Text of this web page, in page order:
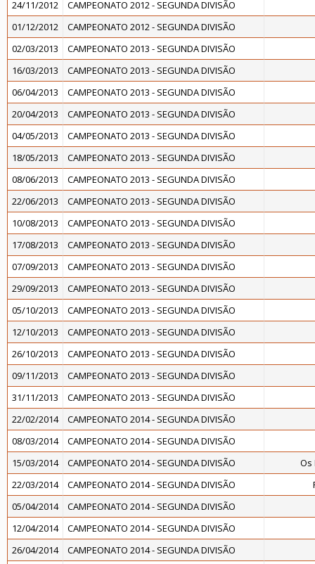
24/11/2012
CAMPEONATO 2012 - SEGUNDA DIVISÃO
01/12/2012
CAMPEONATO 2012 - SEGUNDA DIVISÃO
02/03/2013
CAMPEONATO 2013 - SEGUNDA DIVISÃO
16/03/2013
CAMPEONATO 2013 - SEGUNDA DIVISÃO
06/04/2013
CAMPEONATO 2013 - SEGUNDA DIVISÃO
20/04/2013
CAMPEONATO 2013 - SEGUNDA DIVISÃO
04/05/2013
CAMPEONATO 2013 - SEGUNDA DIVISÃO
18/05/2013
CAMPEONATO 2013 - SEGUNDA DIVISÃO
08/06/2013
CAMPEONATO 2013 - SEGUNDA DIVISÃO
22/06/2013
CAMPEONATO 2013 - SEGUNDA DIVISÃO
10/08/2013
CAMPEONATO 2013 - SEGUNDA DIVISÃO
17/08/2013
CAMPEONATO 2013 - SEGUNDA DIVISÃO
07/09/2013
CAMPEONATO 2013 - SEGUNDA DIVISÃO
29/09/2013
CAMPEONATO 2013 - SEGUNDA DIVISÃO
05/10/2013
CAMPEONATO 2013 - SEGUNDA DIVISÃO
12/10/2013
CAMPEONATO 2013 - SEGUNDA DIVISÃO
26/10/2013
CAMPEONATO 2013 - SEGUNDA DIVISÃO
09/11/2013
CAMPEONATO 2013 - SEGUNDA DIVISÃO
31/11/2013
CAMPEONATO 2013 - SEGUNDA DIVISÃO
22/02/2014
CAMPEONATO 2014 - SEGUNDA DIVISÃO
08/03/2014
CAMPEONATO 2014 - SEGUNDA DIVISÃO
15/03/2014
CAMPEONATO 2014 - SEGUNDA DIVISÃO
Os
22/03/2014
CAMPEONATO 2014 - SEGUNDA DIVISÃO
05/04/2014
CAMPEONATO 2014 - SEGUNDA DIVISÃO
12/04/2014
CAMPEONATO 2014 - SEGUNDA DIVISÃO
26/04/2014
CAMPEONATO 2014 - SEGUNDA DIVISÃO